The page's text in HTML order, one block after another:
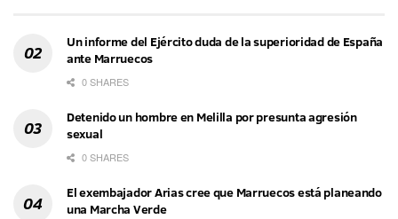
Un informe del Ejército duda de la superioridad de España
ante Marruecos
0 SHARES
Detenido un hombre en Melilla por presunta agresión
sexual
0 SHARES
El exembajador Arias cree que Marruecos está planeando
una Marcha Verde